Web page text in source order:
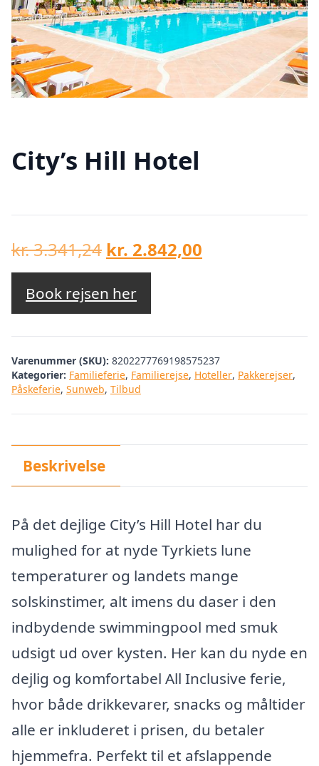
City’s Hill Hotel
kr.3.341,24 Den
oprindelige
pris
var:
kr. 3.341,24.
kr. 2.842,00
kr. 2.842,00.
Book rejsen her
Varenummer (SKU): 8202277769198575237
Kategorier: Familieferie, Familierejse, Hoteller, Pakkerejser,
Påskeferie, Sunweb, Tilbud
Beskrivelse
På det dejlige City’s Hill Hotel har du
mulighed for at nyde Tyrkiets lune
temperaturer og landets mange
solskinstimer, alt imens du daser i den
indbydende swimmingpool med smuk
udsigt ud over kysten. Her kan du nyde en
dejlig og komfortabel All Inclusive ferie,
hvor både drikkevarer, snacks og måltider
alle er inkluderet i prisen, du betaler
hjemmefra. Perfekt til et afslappende